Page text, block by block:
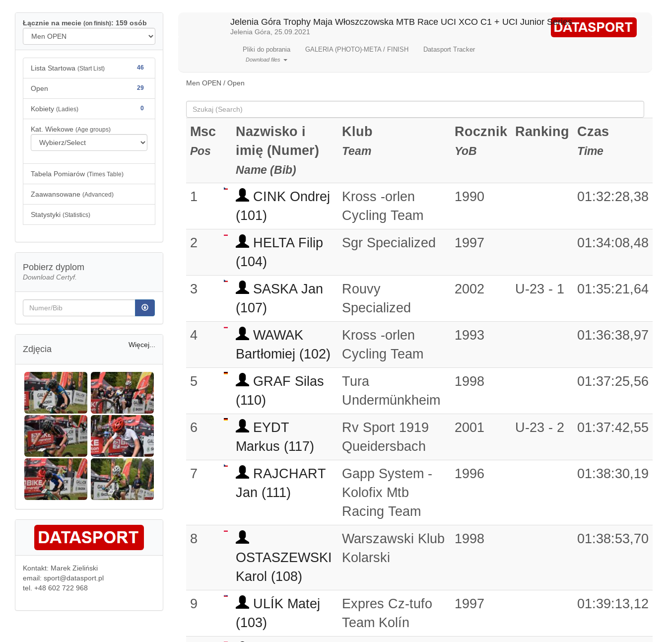
Łącznie na mecie (on finish): 159 osób
Lista Startowa (Start List) 46
Open 29
Kobiety (Ladies) 0
Kat. Wiekowe (Age groups)
Tabela Pomiarów (Times Table)
Zaawansowane (Advanced)
Statystyki (Statistics)
Pobierz dyplom
Download Certyf.
Więcej...
Zdjęcia
Kontakt: Marek Zieliński
email: sport@datasport.pl
tel. +48 602 722 968
Jelenia Góra Trophy Maja Włoszczowska MTB Race UCI XCO C1 + UCI Junior Series
Jelenia Góra, 25.09.2021
Pliki do pobrania
Download files
GALERIA (PHOTO)-META / FINISH Datasport Tracker
Men OPEN / Open
Msc
Pos
Nazwisko i
imię (Numer)
Name (Bib)
Klub
Team
Rocznik
YoB
Ranking Czas
Time
1
CINK Ondrej
(101)
Kross -orlen
Cycling Team
1990 01:32:28,38
2
HELTA Filip
(104)
Sgr Specialized 1997 01:34:08,48
3
SASKA Jan
(107)
Rouvy
Specialized
2002 U-23 - 1 01:35:21,64
4
WAWAK
Bartłomiej (102)
Kross -orlen
Cycling Team
1993 01:36:38,97
5
GRAF Silas
(110)
Tura
Undermünkheim
1998 01:37:25,56
6
EYDT
Markus (117)
Rv Sport 1919
Queidersbach
2001 U-23 - 2 01:37:42,55
7
RAJCHART
Jan (111)
Gapp System -
Kolofix Mtb
Racing Team
1996 01:38:30,19
8
OSTASZEWSKI
Karol (108)
Warszawski Klub
Kolarski
1998 01:38:53,70
9
ULÍK Matej
(103)
Expres Cz-tufo
Team Kolín
1997 01:39:13,12